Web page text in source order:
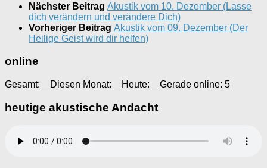
Nächster Beitrag Akustik vom 10. Dezember (Lasse
dich verändern und verändere Dich)
Vorheriger Beitrag Akustik vom 09. Dezember (Der
Heilige Geist wird dir helfen)
online
Gesamt: Diesen Monat: Heute: Gerade online: 5
heutige akustische Andacht